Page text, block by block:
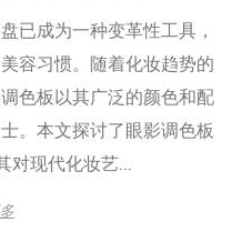
在充满活力的化妆世界
以其多功能性和创意潜
发展和消费者偏好的转
方继续吸引美容爱好者
的演变、企业